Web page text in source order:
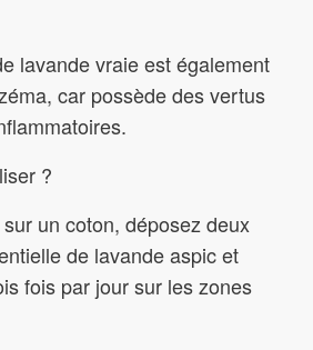
lavande vraie est également
car possède des vertus
?
un coton, déposez deux
de lavande aspic et
fois par jour sur les zones